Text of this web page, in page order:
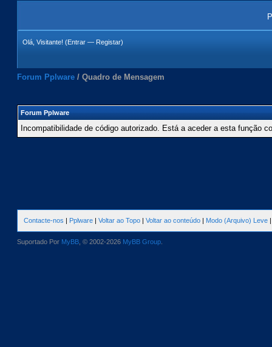
Olá, Visitante! (Entrar — Registar)
Forum Pplware / Quadro de Mensagem
Forum Pplware
Incompatibilidade de código autorizado. Está a aceder a esta função
Contacte-nos | Pplware | Voltar ao Topo | Voltar ao conteúdo | Modo (Arquivo) Leve
Suportado Por MyBB , © 2002-2026 MyBB Group